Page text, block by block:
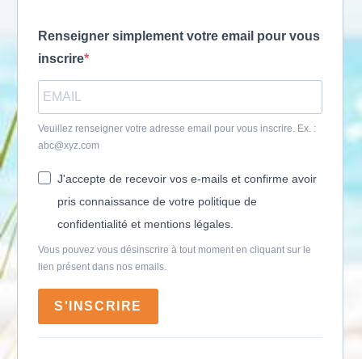
Renseigner simplement votre email pour vous
inscrire
Veuillez renseigner votre adresse email pour vous inscrire. Ex. :
abc@xyz.com
J'accepte de recevoir vos e-mails et confirme avoir
pris connaissance de votre politique de
confidentialité et mentions légales.
Vous pouvez vous désinscrire à tout moment en cliquant sur le
lien présent dans nos emails.
S'INSCRIRE